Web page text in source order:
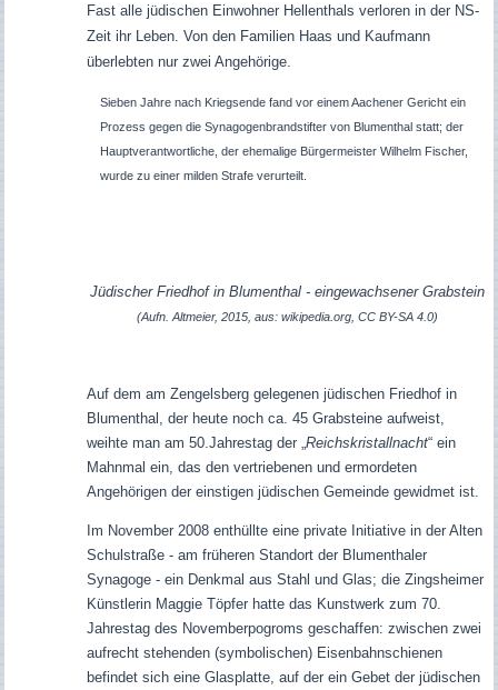
Fast alle jüdischen Einwohner Hellenthals verloren in der NS-
Zeit ihr Leben. Von den Familien Haas und Kaufmann
überlebten nur zwei Angehörige.
Sieben Jahre nach Kriegsende fand vor einem Aachener Gericht ein
Prozess gegen die Synagogenbrandstifter von Blumenthal statt; der
Hauptverantwortliche, der ehemalige Bürgermeister Wilhelm Fischer,
wurde zu einer milden Strafe verurteilt.
Jüdischer Friedhof in Blumenthal - eingewachsener Grabstein
(Aufn. Altmeier, 2015, aus: wikipedia.org, CC BY-SA 4.0)
Auf dem am Zengelsberg gelegenen jüdischen Friedhof in
Blumenthal, der heute noch ca. 45 Grabsteine aufweist,
weihte man am 50.Jahrestag der „ Reichskristallnacht“ ein
Mahnmal ein, das den vertriebenen und ermordeten
Angehörigen der einstigen jüdischen Gemeinde gewidmet ist.
Im November 2008 enthüllte eine private Initiative in der Alten
Schulstraße - am früheren Standort der Blumenthaler
Synagoge - ein Denkmal aus Stahl und Glas; die Zingsheimer
Künstlerin Maggie Töpfer hatte das Kunstwerk zum 70.
Jahrestag des Novemberpogroms geschaffen: zwischen zwei
aufrecht stehenden (symbolischen) Eisenbahnschienen
befindet sich eine Glasplatte, auf der ein Gebet der jüdischen